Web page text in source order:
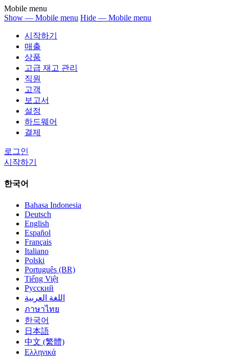
Mobile menu
Show — Mobile menu Hide — Mobile menu
시작하기
매출
상품
고급 재고 관리
직원
고객
보고서
설정
하드웨어
결제
로그인
시작하기
한국어
Bahasa Indonesia
Deutsch
English
Español
Français
Italiano
Polski
Português (BR)
Tiếng Việt
Русский
اللغة العربية
ภาษาไทย
한국어
日本語
中文 (繁體)
Ελληνικά